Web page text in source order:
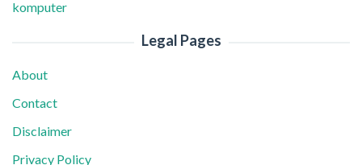
komputer
Legal Pages
About
Contact
Disclaimer
Privacy Policy